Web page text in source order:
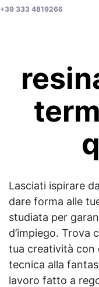
+39 333 4819266
Lasciati ispirare
dare forma alle
studiata per
d’impiego. Trova
tua creatività con
tecnica alla
lavoro fatto a